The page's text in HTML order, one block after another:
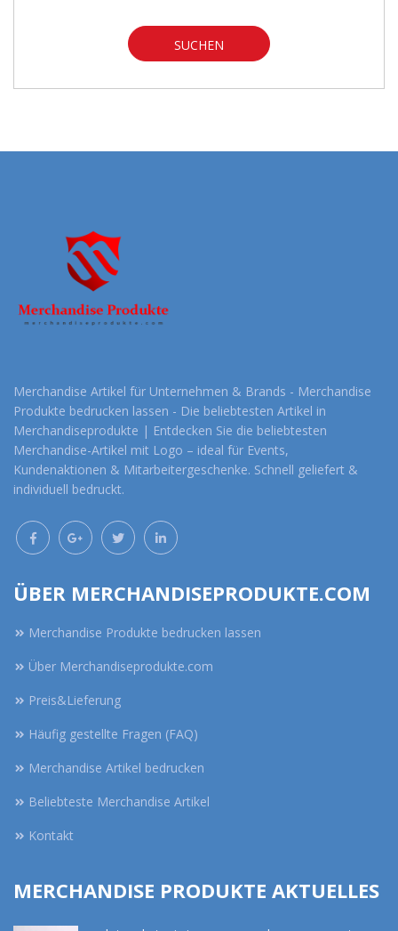
SUCHEN
Merchandise Artikel für Unternehmen & Brands - Merchandise
Produkte bedrucken lassen - Die beliebtesten Artikel in
Merchandiseprodukte | Entdecken Sie die beliebtesten
Merchandise-Artikel mit Logo – ideal für Events,
Kundenaktionen & Mitarbeitergeschenke. Schnell geliefert &
individuell bedruckt.
ÜBER MERCHANDISEPRODUKTE.COM
Merchandise Produkte bedrucken lassen
Über Merchandiseprodukte.com
Preis&Lieferung
Häufig gestellte Fragen (FAQ)
Merchandise Artikel bedrucken
Beliebteste Merchandise Artikel
Kontakt
MERCHANDISE PRODUKTE AKTUELLES